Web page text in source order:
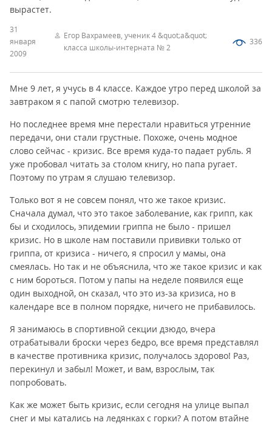
31
января
2009
Егор Вахрамеев, ученик 4 &quot;а&quot;
класса школы-интерната № 2
336
вырастет.
Мне 9 лет, я учусь в 4 классе. Каждое утро перед школой за
завтраком я с папой смотрю телевизор.
Но последнее время мне перестали нравиться утренние
передачи, они стали грустные. Похоже, очень модное
слово сейчас - кризис. Все время куда-то падает рубль. Я
уже пробовал читать за столом книгу, но папа ругает.
Поэтому по утрам я слушаю телевизор.
Только вот я не совсем понял, что же такое кризис.
Сначала думал, что это такое заболевание, как грипп, как
бы и сходилось, эпидемии гриппа не было - пришел
кризис. Но в школе нам поставили прививки только от
гриппа, от кризиса - ничего, я спросил у мамы, она
смеялась. Но так и не объяснила, что же такое кризис и как
с ним бороться. Потом у папы на неделе появился еще
один выходной, он сказал, что это из-за кризиса, но в
календаре все в полном порядке, ничего не прибавилось.
Я занимаюсь в спортивной секции дзюдо, вчера
отрабатывали броски через бедро, все время представлял
в качестве противника кризис, получалось здорово! Раз,
перекинул и забыл! Может, и вам, взрослым, так
попробовать.
Как же может быть кризис, если сегодня на улице выпал
снег и мы катались на ледянках с горки? А потом втайне